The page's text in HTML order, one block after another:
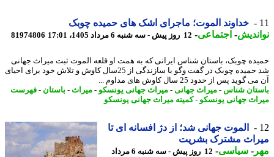
خداوند الموت؛ ماجرای اشک های حمیده چوبک
-اجتماعی-12 روز پیش - سه شنبه 6 مرداد 1405، 17:01 81974806
چوبک، باستان شناس ایرانی که به همت او قلعه الموت ثبت میراث جهانی
شد حمیده چوبک در گفت وگو با سازندگی از 25سال کاوش و تلاش خود برای احیای
پس از حدود 25 سال کاوش های مداوم ...
شناس-میراث جهانی-میراث جهانی یونسکو-میراث- باستان-فهرست
جهانی یونسکو-کمیته میراث جهانی یونسکو
الموت جهانی شد؛ از دژ افسانه ای تا
مشترک بشریت
-سیاسی-
12 روز پیش - سه شنبه 6 مرداد